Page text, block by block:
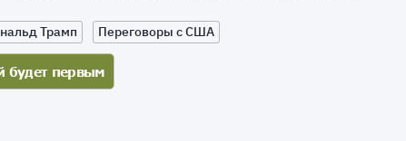
Трамп Переговоры с США